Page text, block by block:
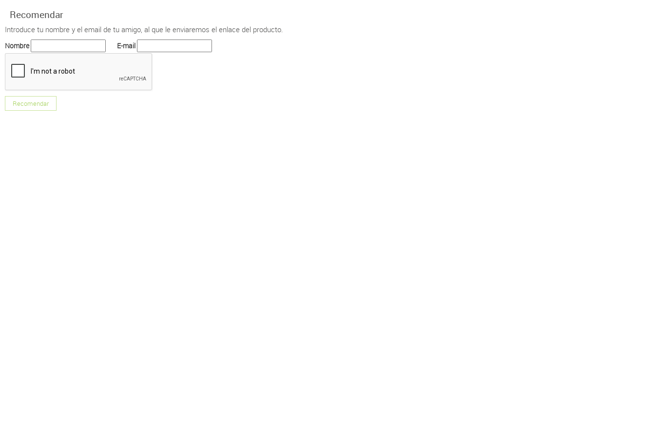
Recomendar
Introduce tu nombre y el email de tu amigo, al que le enviaremos el enlace del producto.
Nombre E-mail